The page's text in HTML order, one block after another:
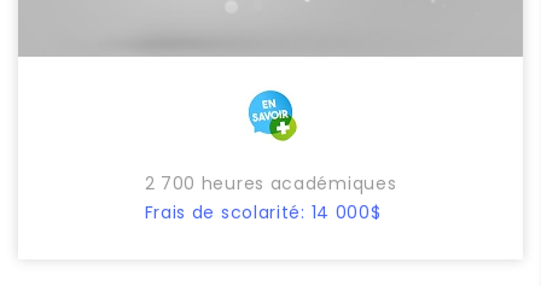
2 700 heures académiques
Frais de scolarité: 14 000$